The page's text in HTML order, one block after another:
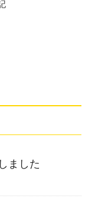
ました